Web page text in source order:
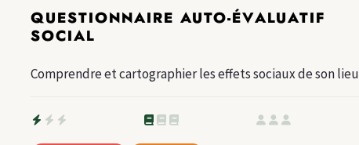
QUESTIONNAIRE AUTO-ÉVALUATIF
SOCIAL
Comprendre et cartographier les effets sociaux de son lieu